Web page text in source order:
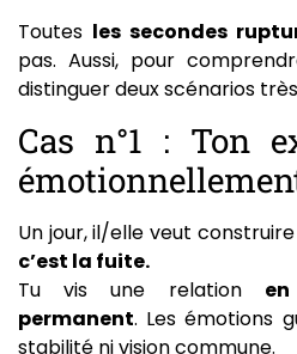
Toutes les secondes
pas. Aussi, pour
distinguer deux scénarios
Cas n°1 : Ton
Un jour, il/elle veut
c’est la fuite.
Tu vis une relation
permanent. Les émotions
stabilité ni vision commune.